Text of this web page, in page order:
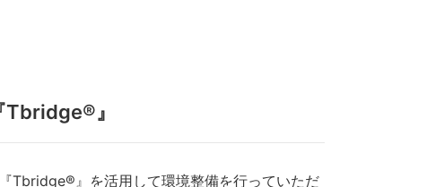
Tbridge®』
Tbridge®』を活用して環境整備を行っていただ